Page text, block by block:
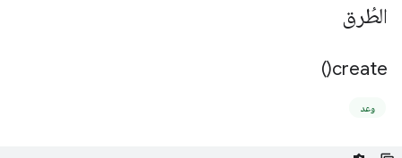
الطُرق
create(
)
وعد